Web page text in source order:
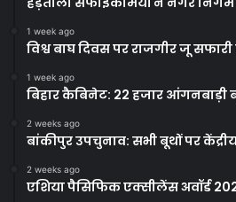
1 week ago
विश्व बाघ दिवस पर राजगीर जू
1 week ago
बिहार कैबिनेट: 22 हजार आंगनबाड़ी
2 weeks ago
बांकीपुर उपचुनाव: सभी बूथों पर
2 weeks ago
एशिया पैसिफिक एक्सीलेंस अवॉर्ड